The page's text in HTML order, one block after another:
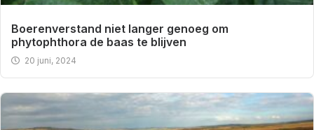
Boerenverstand niet langer genoeg om
phytophthora de baas te blijven
20 juni, 2024